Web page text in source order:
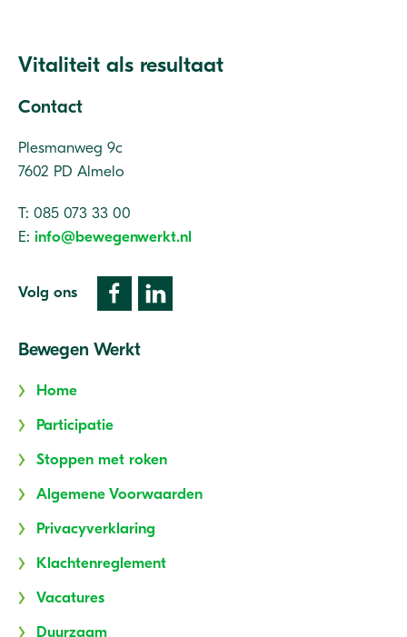
Vitaliteit als resultaat
Contact
Plesmanweg 9c
7602 PD Almelo
T: 085 073 33 00
E: info@bewegenwerkt.nl
Volg ons
Bewegen Werkt
Home
Participatie
Stoppen met roken
Algemene Voorwaarden
Privacyverklaring
Klachtenreglement
Vacatures
Duurzaam